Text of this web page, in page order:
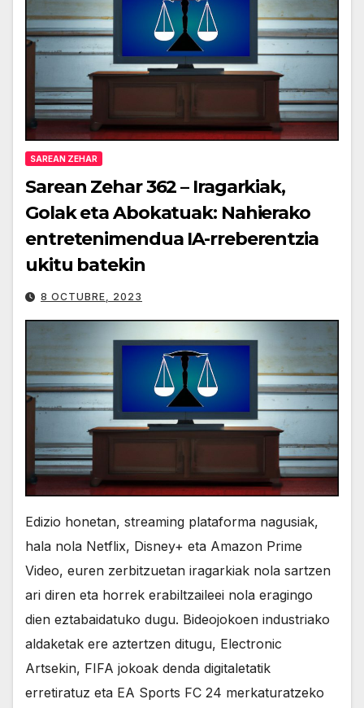
SAREAN ZEHAR
Sarean Zehar 362 – Iragarkiak,
Golak eta Abokatuak: Nahierako
entretenimendua IA-rreberentzia
ukitu batekin
8 OCTUBRE, 2023
Edizio honetan, streaming plataforma nagusiak,
hala nola Netflix, Disney+ eta Amazon Prime
Video, euren zerbitzuetan iragarkiak nola sartzen
ari diren eta horrek erabiltzaileei nola eragingo
dien eztabaidatuko dugu. Bideojokoen industriako
aldaketak ere aztertzen ditugu, Electronic
Artsekin, FIFA jokoak denda digitaletatik
erretiratuz eta EA Sports FC 24 merkaturatzeko